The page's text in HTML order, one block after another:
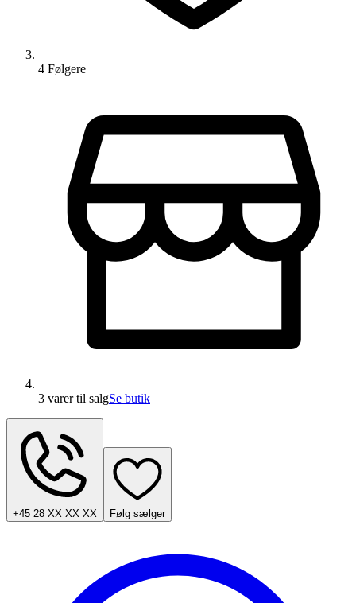
4 Følgere
3 varertil salgSe butik
+45 28 XX XX XX Følg sælger